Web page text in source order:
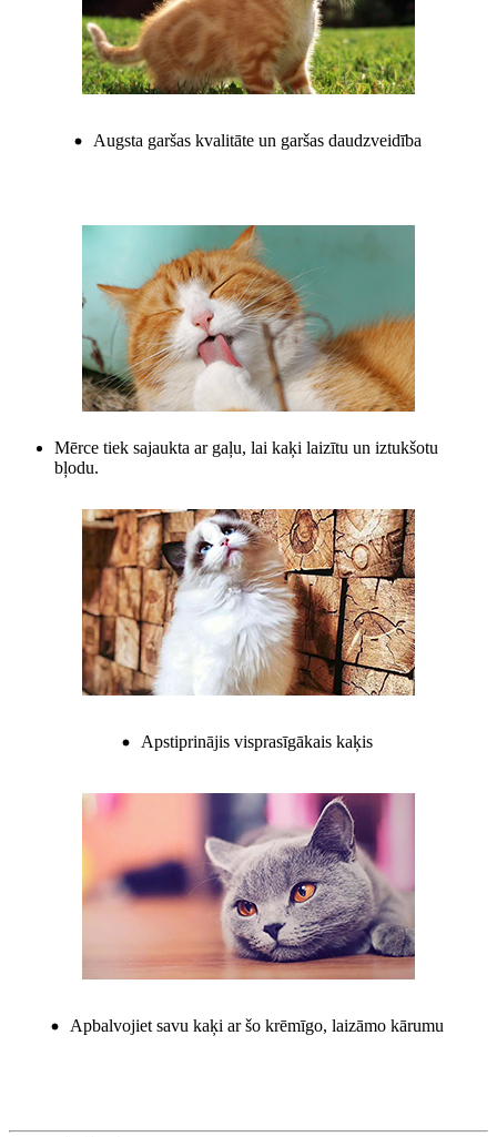
Augsta garšas kvalitāte un garšas daudzveidība
Mērce tiek sajaukta ar gaļu, lai kaķi laizītu un iztukšotu
bļodu.
Apstiprinājis visprasīgākais kaķis
Apbalvojiet savu kaķi ar šo krēmīgo, laizāmo kārumu